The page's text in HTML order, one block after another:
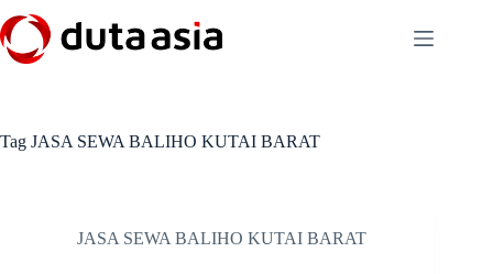
to
content
Tag JASA SEWA BALIHO KUTAI BARAT
JASA SEWA BALIHO KUTAI BARAT